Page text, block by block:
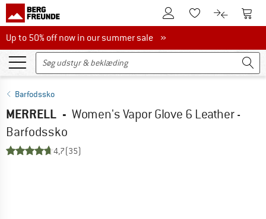
Til kundekontoenTil huskesedlen.
Til Til
Up to 50% off now in our summer sale
Up to 50% off now in our summer sale »
Barfodssko
MERRELL - Women's Vapor Glove 6 Leather -
Barfodssko
4,7(35)